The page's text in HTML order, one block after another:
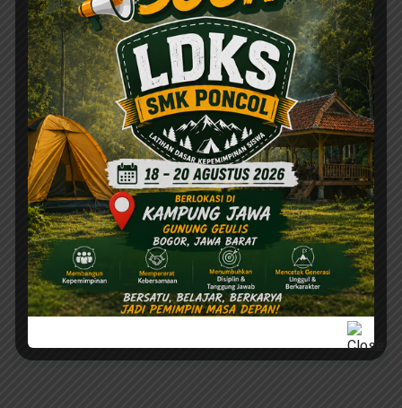
Name* Email*
Website
Save my name, email, and website in this browser for
the next time I comment.